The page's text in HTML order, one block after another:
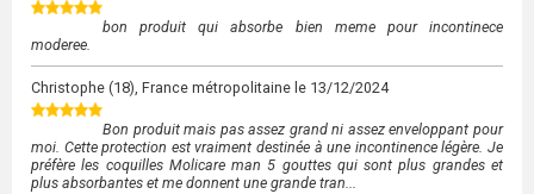
bon produit qui absorbe bien meme pour incontinece
moderee.
Christophe (18), France métropolitaine le 13/12/2024
Bon produit mais pas assez grand ni assez enveloppant pour
moi. Cette protection est vraiment destinée à une incontinence légère. Je
préfère les coquilles Molicare man 5 gouttes qui sont plus grandes et
plus absorbantes et me donnent une grande tran...